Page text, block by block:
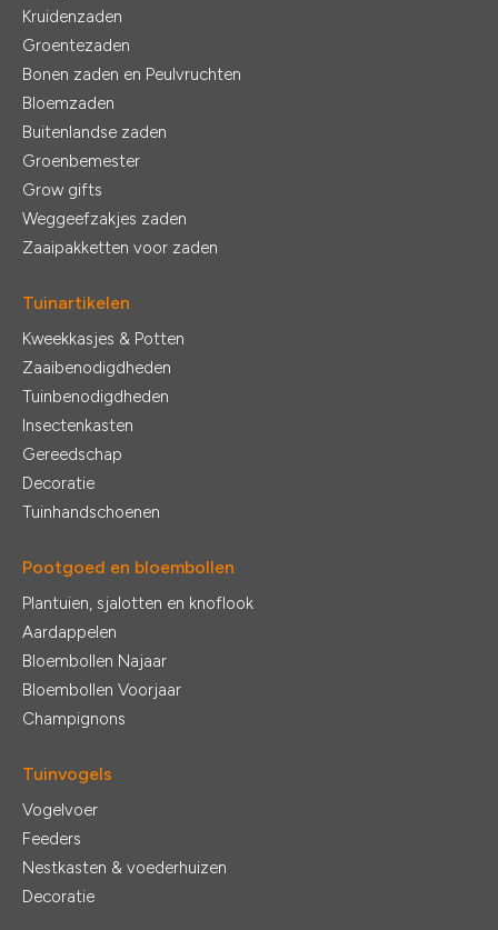
Kruidenzaden
Groentezaden
Bonen zaden en Peulvruchten
Bloemzaden
Buitenlandse zaden
Groenbemester
Grow gifts
Weggeefzakjes zaden
Zaaipakketten voor zaden
Tuinartikelen
Kweekkasjes & Potten
Zaaibenodigdheden
Tuinbenodigdheden
Insectenkasten
Gereedschap
Decoratie
Tuinhandschoenen
Pootgoed en bloembollen
Plantuien, sjalotten en knoflook
Aardappelen
Bloembollen Najaar
Bloembollen Voorjaar
Champignons
Tuinvogels
Vogelvoer
Feeders
Nestkasten & voederhuizen
Decoratie